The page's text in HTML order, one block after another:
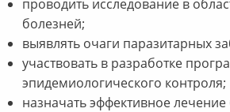
проводить исследование в
болезней;
выявлять очаги паразитарных
участвовать в разработке
эпидемиологического контроля;
назначать эффективное